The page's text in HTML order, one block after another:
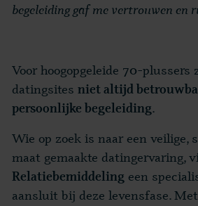
begeleiding gaf me vertrouwen en
Voor hoogopgeleide 70-plussers
datingsitesniet altijd
persoonlijke begeleiding.
Wie op zoek is naar een veilige,
maat gemaakte datingervaring,
Relatiebemiddeling een
aansluit bij deze levensfase.